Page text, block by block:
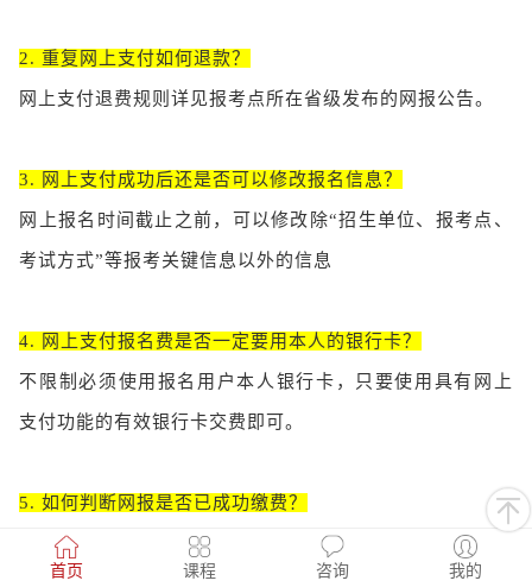
2. 重复网上支付如何退款？
网上支付退费规则详见报考点所在省级发布的网报公告。
3. 网上支付成功后还是否可以修改报名信息？
网上报名时间截止之前，可以修改除“招生单位、报考点、
考试方式”等报考关键信息以外的信息
4. 网上支付报名费是否一定要用本人的银行卡？
不限制必须使用报名用户本人银行卡，只要使用具有网上
支付功能的有效银行卡交费即可。
5. 如何判断网报是否已成功缴费？
（1）查阅报考点所在省市区发布的信息，获取咨询方式。
（2）通过用户名和密码登录到研招网报名系统中查询缴费
首页 课程 咨询 我的